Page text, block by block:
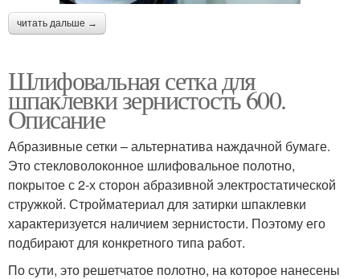
читать дальше →
Шлифовальная сетка для
шпаклевки зернистость 600.
Описание
Абразивные сетки – альтернатива наждачной бумаге.
Это стекловолоконное шлифовальное полотно,
покрытое с 2-х сторон абразивной электростатической
стружкой. Стройматериал для затирки шпаклевки
характеризуется наличием зернистости. Поэтому его
подбирают для конкретного типа работ.
По сути, это решетчатое полотно, на которое нанесены